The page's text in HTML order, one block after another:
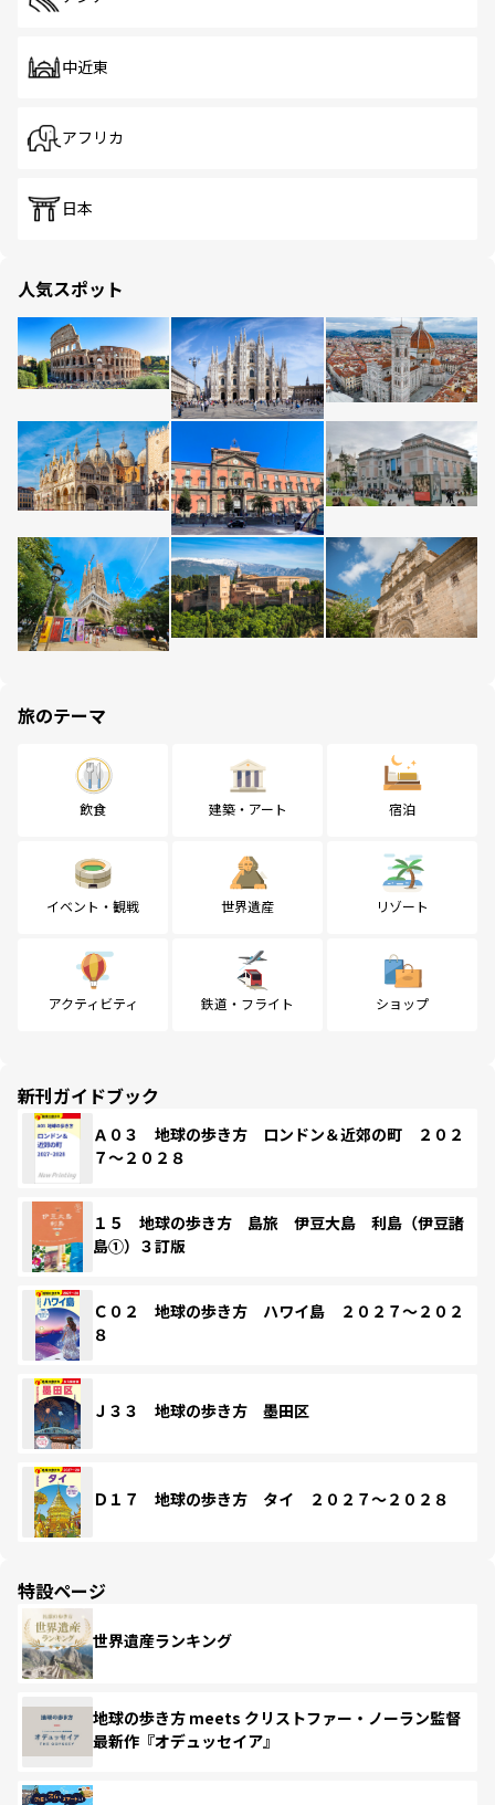
中近東
アフリカ
日本
人気スポット
旅のテーマ
飲食 建築・アート 宿泊
イベント・観戦 世界遺産 リゾート
アクティビティ 鉄道・フライト ショップ
新刊ガイドブック
Ａ０３ 地球の歩き方 ロンドン＆近郊の町 ２０２
７～２０２８
１５ 地球の歩き方 島旅 伊豆大島 利島（伊豆諸
島①）３訂版
Ｃ０２ 地球の歩き方 ハワイ島 ２０２７～２０２
８
Ｊ３３ 地球の歩き方 墨田区
Ｄ１７ 地球の歩き方 タイ ２０２７～２０２８
特設ページ
世界遺産ランキング
地球の歩き方 meets クリストファー・ノーラン監督
最新作『オデュッセイア』